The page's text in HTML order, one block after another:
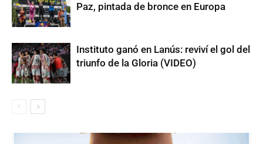
Paz, pintada de bronce en Europa
Instituto ganó en Lanús: reviví el gol del
triunfo de la Gloria (VIDEO)